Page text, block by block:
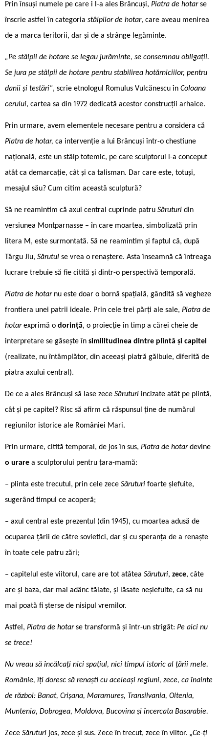
Prin însuși numele pe care i l-a ales Brâncuși, Piatra de hotarse
înscrie astfel în categoria stâlpilor de hotar, care aveau menirea
de a marca teritorii, dar și de a strânge legăminte.
„Pe stâlpii de hotare se legau jurăminte, se consemnau obligaţii.
Se jura pe stâlpii de hotare pentru stabilirea hotărniciilor, pentru
danii şi testări“, scrie etnologul Romulus Vulcănescu în Coloana
cerului, cartea sa din 1972 dedicată acestor construcții arhaice.
Prin urmare, avem elementele necesare pentru a considera că
Piatra de hotar, ca intervenție a lui Brâncuși într-o chestiune
națională, este un stâlp totemic, pe care sculptorul l-a conceput
atât ca demarcație, cât și ca talisman. Dar care este, totuși,
mesajul său? Cum citim această sculptură?
Să ne reamintim că axul central cuprinde patru Săruturi din
versiunea Montparnasse – în care moartea, simbolizată prin
litera M, este surmontată. Să ne reamintim și faptul că, după
Târgu Jiu, Sărutul se vrea o renaștere. Asta înseamnă că întreaga
lucrare trebuie să fie citită și dintr-o perspectivă temporală.
Piatra de hotar nu este doar o bornă spațială, gândită să vegheze
frontiera unei patrii ideale. Prin cele trei părți ale sale, Piatra de
hotarexprimă o dorință, o proiecție în timp a cărei cheie de
interpretare se găsește în similitudinea dintre plintă și capitel
(realizate, nu întâmplător, din aceeași piatră gălbuie, diferită de
piatra axului central).
De ce a ales Brâncuși să lase zece Săruturi incizate atât pe plintă,
cât și pe capitel? Risc să afirm că răspunsul ține de numărul
regiunilor istorice ale României Mari.
Prin urmare, citită temporal, de jos în sus, Piatra de hotardevine
o urare a sculptorului pentru țara-mamă:
– plinta este trecutul, prin cele zece Săruturi foarte șlefuite,
sugerând timpul ce acoperă;
– axul central este prezentul (din 1945), cu moartea adusă de
ocuparea țării de către sovietici, dar și cu speranța de a renaște
în toate cele patru zări;
– capitelul este viitorul, care are tot atâtea Săruturi, zece, câte
are și baza, dar mai adânc tăiate, și lăsate neșlefuite, ca să nu
mai poată fi șterse de nisipul vremilor.
Astfel, Piatra de hotarse transformă și într-un strigăt: Pe aici nu
se trece!
Nu vreau să încălcați nici spațiul, nici timpul istoric al țării mele.
Românie, îți doresc să renaști cu aceleași regiuni, zece, ca înainte
de război: Banat, Crișana, Maramureș, Transilvania, Oltenia,
Muntenia, Dobrogea, Moldova, Bucovina și încercata Basarabie.
Zece Săruturi jos, zece și sus. Zece în trecut, zece în viitor. „Ce-ți